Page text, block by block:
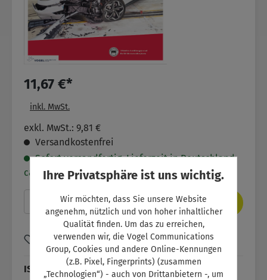
11,67 €*
inkl. MwSt.
exkl. MwSt.: 9,81 €
Versandkostenfrei
Sofort versandfertig. Lieferzeit in Deutschland
ca. 2- 5 Werktage.
Produkt Anzahl: Gib den gewünschten
In den Warenkorb
Zum Merkzettel hinzufügen
ISBN: SW11215
Ihre Privatsphäre ist uns wichtig.
Wir möchten, dass Sie unsere Website
angenehm, nützlich und von hoher inhaltlicher
Qualität finden. Um das zu erreichen,
verwenden wir, die Vogel Communications
Group, Cookies und andere Online-Kennungen
(z.B. Pixel, Fingerprints) (zusammen
„Technologien“) - auch von Drittanbietern -, um